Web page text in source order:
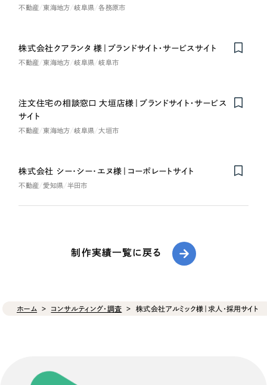
不動産 東海地方 岐阜県 各務原市
株式会社クアランタ 様｜ブランドサイト・サービスサイト
不動産 東海地方 岐阜県 岐阜市
注文住宅の相談窓口 大垣店様｜ブランドサイト・サービス
サイト
不動産 東海地方 岐阜県 大垣市
株式会社 シー･シー･エヌ様｜コーポレートサイト
不動産 愛知県 半田市
制作実績一覧に戻る
ホーム コンサルティング・調査 株式会社アルミック様｜求人・採用サイト